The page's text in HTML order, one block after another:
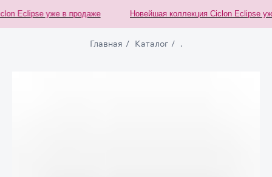
Eclipse уже в продаже Новейшая коллекция Ciclon Eclipse
Главная / Каталог / .